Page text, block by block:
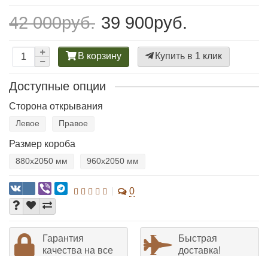
42 000руб. 39 900руб.
В корзину Купить в 1 клик
Доступные опции
Сторона открывания
Левое Правое
Размер короба
880х2050 мм 960х2050 мм
0
Гарантия
качества на все
Быстрая
доставка!